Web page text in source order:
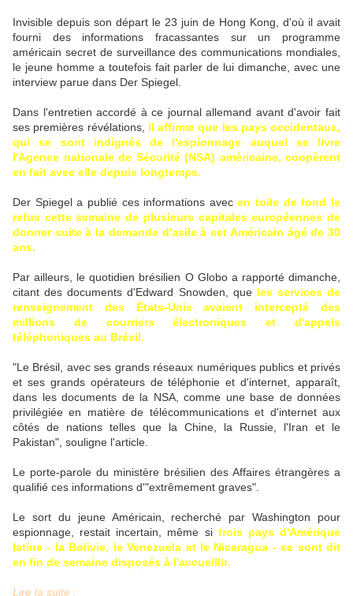
Invisible depuis son départ le 23 juin de Hong Kong, d'où il avait
fourni des informations fracassantes sur un programme
américain secret de surveillance des communications mondiales,
le jeune homme a toutefois fait parler de lui dimanche, avec une
interview parue dans Der Spiegel.
Dans l'entretien accordé à ce journal allemand avant d'avoir fait
ses premières révélations, il affirme que les pays occidentaux,
qui se sont indignés de l'espionnage auquel se livre
l'Agence nationale de Sécurité (NSA) américaine, coopèrent
en fait avec elle depuis longtemps.
Der Spiegel a publié ces informations avecen toile de fond le
refus cette semaine de plusieurs capitales européennes de
donner suite à la demande d'asile à cet Américain âgé de 30
ans.
Par ailleurs, le quotidien brésilien O Globo a rapporté dimanche,
citant des documents d'Edward Snowden, que les services de
renseignement des États-Unis avaient intercepté des
millions de courriers électroniques et d'appels
téléphoniques au Brésil.
"Le Brésil, avec ses grands réseaux numériques publics et privés
et ses grands opérateurs de téléphonie et d'internet, apparaît,
dans les documents de la NSA, comme une base de données
privilégiée en matière de télécommunications et d'internet aux
côtés de nations telles que la Chine, la Russie, l'Iran et le
Pakistan", souligne l'article.
Le porte-parole du ministère brésilien des Affaires étrangères a
qualifié ces informations d'"extrêmement graves".
Le sort du jeune Américain, recherché par Washington pour
espionnage, restait incertain, même si trois pays d'Amérique
latine - la Bolivie, le Venezuela et le Nicaragua - se sont dit
en fin de semaine disposés à l'accueillir.
Lire la suite :